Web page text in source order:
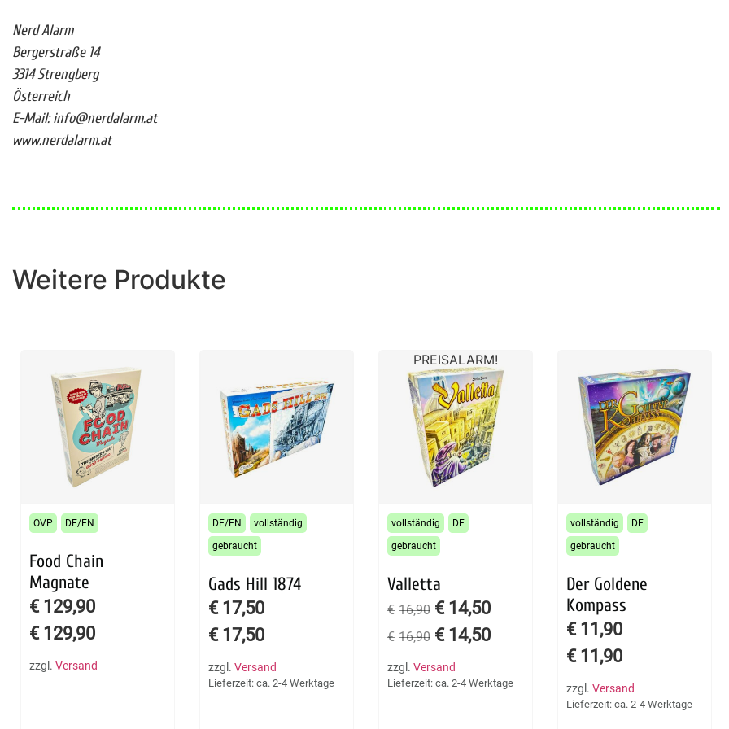
Nerd Alarm
Bergerstraße 14
3314 Strengberg
Österreich
E-Mail: info@nerdalarm.at
www.nerdalarm.at
Weitere Produkte
Food Chain
Magnate
€ 129,90
€ 129,90
zzgl. Versand
OVP DE/EN
Gads Hill 1874
€ 17,50
€ 17,50
zzgl. Versand
Lieferzeit: ca. 2-4 Werktage
DE/EN
vollständig
gebraucht
PREISALARM!
Valletta
€ 16,90 € 14,50
€ 16,90 € 14,50
zzgl. Versand
Lieferzeit: ca. 2-4 Werktage
vollständig
DE
gebraucht
Der Goldene
Kompass
€ 11,90
€ 11,90
zzgl. Versand
Lieferzeit: ca. 2-4 Werktage
vollständig
DE
gebraucht